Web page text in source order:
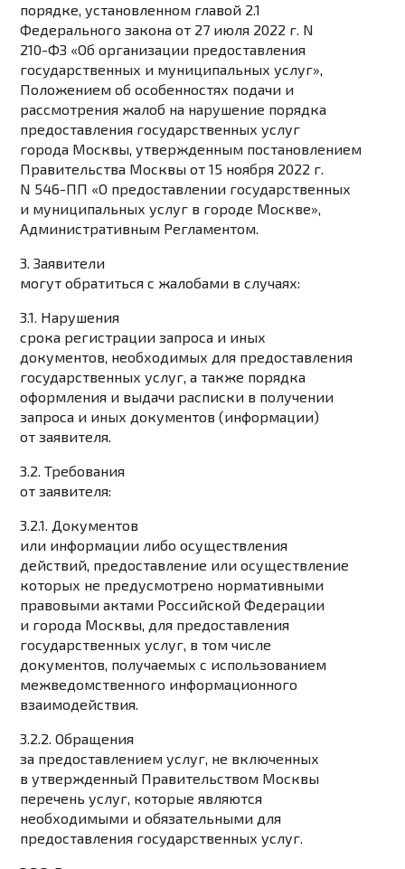
порядке, установленном главой 2.1
Федерального закона от 27 июля 2022 г. N
210-ФЗ «Об организации предоставления
государственных и муниципальных услуг»,
Положением об особенностях подачи и
рассмотрения жалоб на нарушение порядка
предоставления государственных услуг
города Москвы, утвержденным постановлением
Правительства Москвы от 15 ноября 2022 г.
N 546-ПП «О предоставлении государственных
и муниципальных услуг в городе Москве»,
Административным Регламентом.
3. Заявители
могут обратиться с жалобами в случаях:
3.1. Нарушения
срока регистрации запроса и иных
документов, необходимых для предоставления
государственных услуг, а также порядка
оформления и выдачи расписки в получении
запроса и иных документов (информации)
от заявителя.
3.2. Требования
от заявителя:
3.2.1. Документов
или информации либо осуществления
действий, предоставление или осуществление
которых не предусмотрено нормативными
правовыми актами Российской Федерации
и города Москвы, для предоставления
государственных услуг, в том числе
документов, получаемых с использованием
межведомственного информационного
взаимодействия.
3.2.2. Обращения
за предоставлением услуг, не включенных
в утвержденный Правительством Москвы
перечень услуг, которые являются
необходимыми и обязательными для
предоставления государственных услуг.